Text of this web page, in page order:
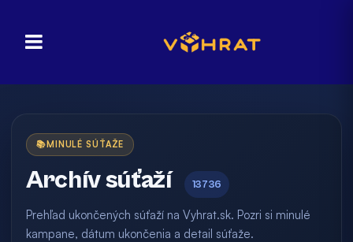
📚 MINULÉ SÚŤAŽE
Archív súťaží 13736
Prehľad ukončených súťaží na Vyhrat.sk. Pozri si minulé
kampane, dátum ukončenia a detail súťaže.